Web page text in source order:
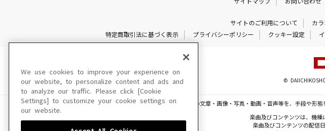
サイトマップ お問い合わせ
サイトのご利用について カ
特定商取引法に基づく表示
プライバシーポリシー クッキー設定
©
このサイトに掲載されている一切の文章・画像・写真・動画・音声等を、手段や形
楽曲及びコンテンツは、機種
楽曲及びコンテンツの配信
We use cookies to improve your experience on
our website, to personalize content and ads and
to analyze our traffic. Please click [Cookie
Settings] to customize your cookie settings on
our website.